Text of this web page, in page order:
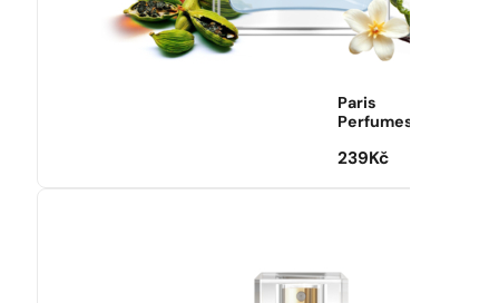
Paris
Perfumes
239 Kč